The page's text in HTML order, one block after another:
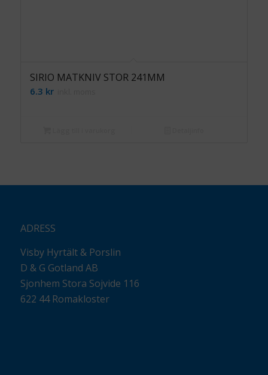
SIRIO MATKNIV STOR 241MM
6.3 krinkl. moms
ADRESS
Visby Hyrtält & Porslin
D & G Gotland AB
Sjonhem Stora Sojvide 116
622 44 Romakloster